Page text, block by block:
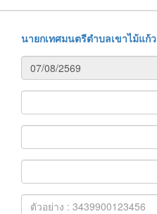
นายกเทศมนตรีตำบลเขาไม้แก้ว